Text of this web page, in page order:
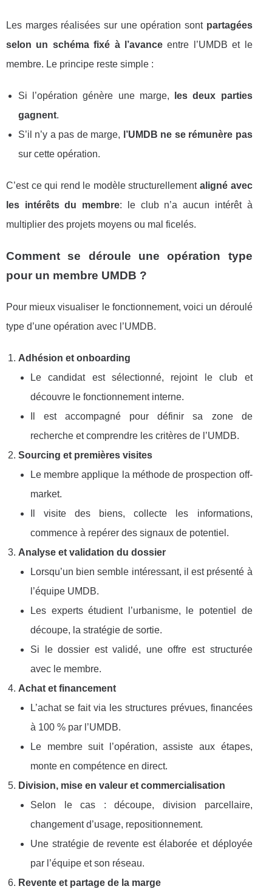
Les marges réalisées sur une opération sont partagées
selon un schéma fixé à l’avance entre l’UMDB et le
membre. Le principe reste simple :
Si l’opération génère une marge,
les deux parties
gagnent.
S’il n’y a pas de marge,
l’UMDB ne se rémunère pas
sur cette opération.
C’est ce qui rend le modèle structurellementaligné avec
les intérêts du membre: le club n’a aucun intérêt à
multiplier des projets moyens ou mal ficelés.
Comment se déroule une opération type
pour un membre UMDB ?
Pour mieux visualiser le fonctionnement, voici un déroulé
type d’une opération avec l’UMDB.
Adhésion et onboarding
Le candidat est sélectionné, rejoint le club et
découvre le fonctionnement interne.
Il est accompagné pour définir sa zone de
recherche et comprendre les critères de l’UMDB.
Sourcing et premières visites
Le membre applique la méthode de prospection off-
market.
Il visite des biens, collecte les informations,
commence à repérer des signaux de potentiel.
Analyse et validation du dossier
Lorsqu’un bien semble intéressant, il est présenté à
l’équipe UMDB.
Les experts étudient l’urbanisme, le potentiel de
découpe, la stratégie de sortie.
Si le dossier est validé, une offre est structurée
avec le membre.
Achat et financement
L’achat se fait via les structures prévues, financées
à 100 % par l’UMDB.
Le membre suit l’opération, assiste aux étapes,
monte en compétence en direct.
Division, mise en valeur et commercialisation
Selon le cas : découpe, division parcellaire,
changement d’usage, repositionnement.
Une stratégie de revente est élaborée et déployée
par l’équipe et son réseau.
Revente et partage de la marge